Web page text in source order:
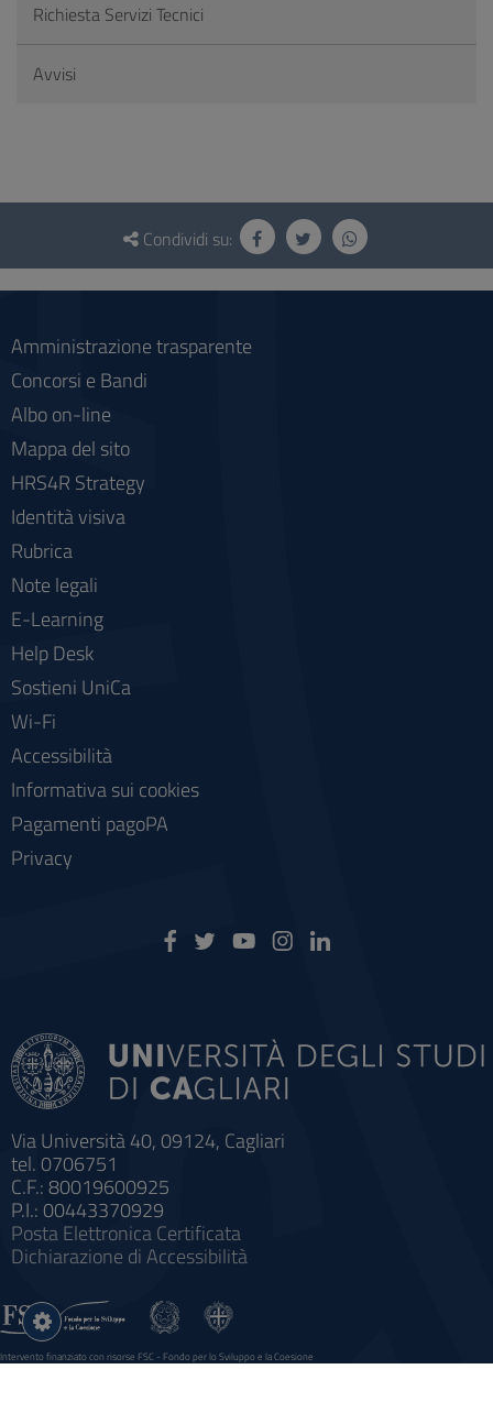
Richiesta Servizi Tecnici
Avvisi
Questionario
social
Condividi su:
Via Università 40, 09124, Cagliari
tel. 0706751
C.F.: 80019600925
P.I.: 00443370929
Posta Elettronica Certificata
Dichiarazione di Accessibilità
Amministrazione trasparente
Concorsi e Bandi
Albo on-line
Mappa del sito
HRS4R Strategy
Identità visiva
Rubrica
Note legali
E-Learning
Help Desk
Sostieni UniCa
Wi-Fi
Accessibilità
Informativa sui cookies
Pagamenti pagoPA
Privacy
Intervento finanziato con risorse FSC - Fondo per lo Sviluppo e la Coesione
Sistema informatico gestionale integrato a supporto della didattica e della ricerca e potenziamento dei servizi online
Impostazioni
cookie